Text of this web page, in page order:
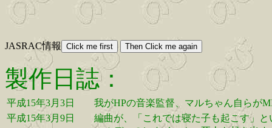
JASRAC情報
製作日誌：
平成15年3月3日
我がHPの音楽監督、マルちゃん自らが
平成15年3月9日
編曲が、「これでは寝た子も起こす」